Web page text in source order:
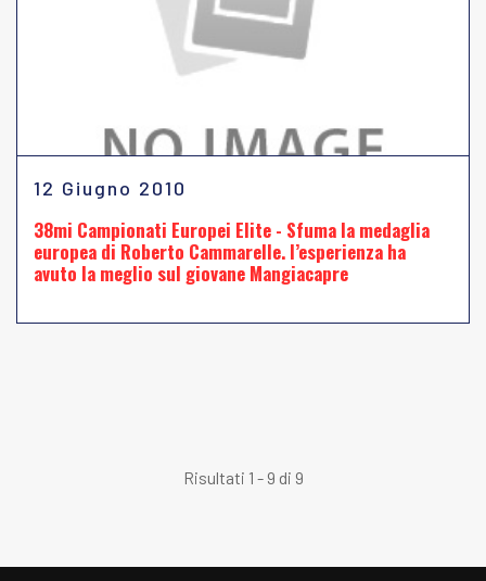
12 Giugno 2010
38mi Campionati Europei Elite - Sfuma la medaglia
europea di Roberto Cammarelle. l’esperienza ha
avuto la meglio sul giovane Mangiacapre
Risultati 1 - 9 di 9